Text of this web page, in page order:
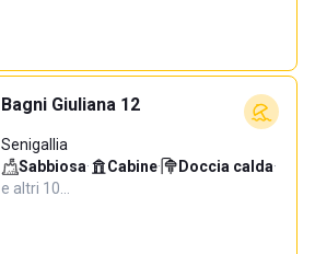
Bagni Giuliana 12
Senigallia
Sabbiosa· Cabine· Doccia calda·
e altri 10…